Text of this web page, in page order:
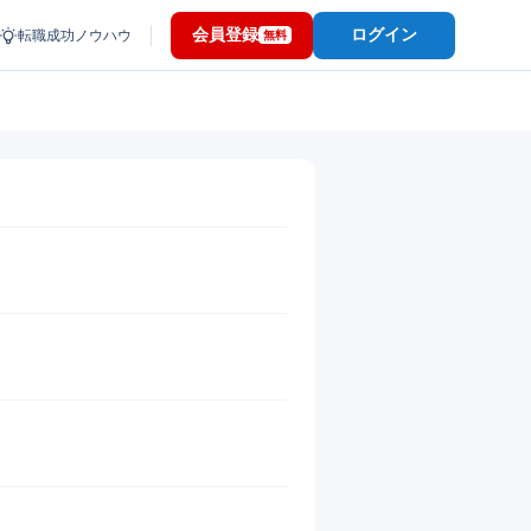
転職成功ノウハウ 会員登録 無料 ログイン